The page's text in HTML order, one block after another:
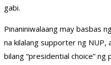
gabi.
Pinaniniwalaang may basbas
na kilalang supporter ng NUP,
bilang “presidential choice” ng